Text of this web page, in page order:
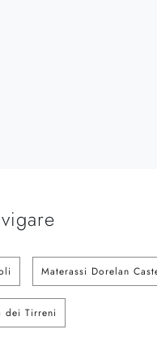
Materassi Dorelan
dei Tirreni